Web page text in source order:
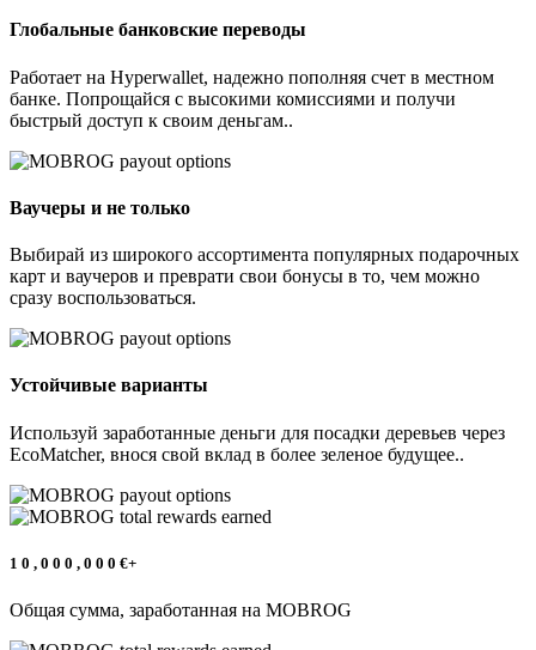
Глобальные банковские переводы
Работает на Hyperwallet, надежно пополняя счет в местном
банке. Попрощайся с высокими комиссиями и получи
быстрый доступ к своим деньгам..
Ваучеры и не только
Выбирай из широкого ассортимента популярных подарочных
карт и ваучеров и преврати свои бонусы в то, чем можно
сразу воспользоваться.
Устойчивые варианты
Используй заработанные деньги для посадки деревьев через
EcoMatcher, внося свой вклад в более зеленое будущее..
1 0 , 0 0 0 , 0 0 0 €+
Общая сумма, заработанная на MOBROG